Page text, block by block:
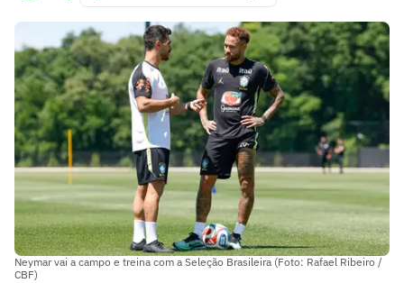
Neymar vai a campo e treina com a Seleção Brasileira (Foto: Rafael Ribeiro /
CBF)